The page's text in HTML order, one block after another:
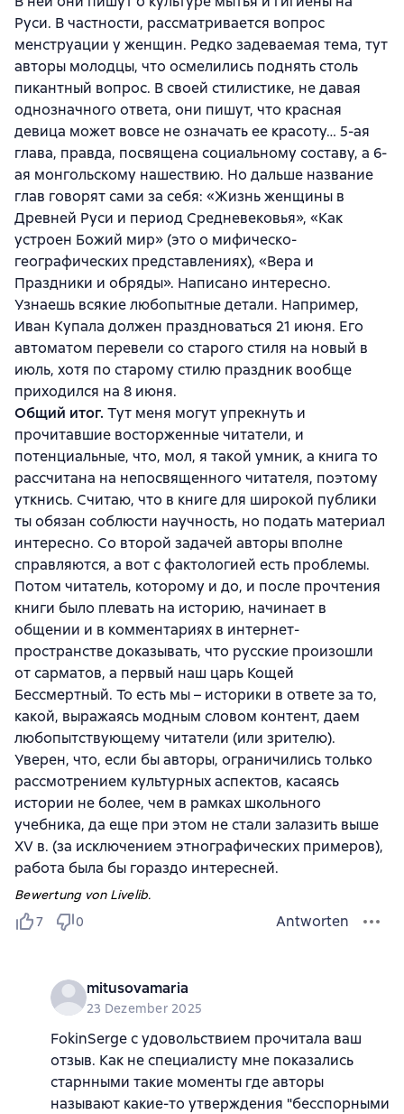
Руси. В частности, рассматривается вопрос
менструации у женщин. Редко задеваемая тема, тут
авторы молодцы, что осмелились поднять столь
пикантный вопрос. В своей стилистике, не давая
однозначного ответа, они пишут, что красная
девица может вовсе не означать ее красоту… 5-ая
глава, правда, посвящена социальному составу, а 6-
ая монгольскому нашествию. Но дальше название
глав говорят сами за себя: «Жизнь женщины в
Древней Руси и период Средневековья», «Как
устроен Божий мир» (это о мифическо-
географических представлениях), «Вера и
Праздники и обряды». Написано интересно.
Узнаешь всякие любопытные детали. Например,
Иван Купала должен праздноваться 21 июня. Его
автоматом перевели со старого стиля на новый в
июль, хотя по старому стилю праздник вообще
приходился на 8 июня.
Общий итог. Тут меня могут упрекнуть и
прочитавшие восторженные читатели, и
потенциальные, что, мол, я такой умник, а книга то
рассчитана на непосвященного читателя, поэтому
уткнись. Считаю, что в книге для широкой публики
ты обязан соблюсти научность, но подать материал
интересно. Со второй задачей авторы вполне
справляются, а вот с фактологией есть проблемы.
Потом читатель, которому и до, и после прочтения
книги было плевать на историю, начинает в
общении и в комментариях в интернет-
пространстве доказывать, что русские произошли
от сарматов, а первый наш царь Кощей
Бессмертный. То есть мы – историки в ответе за то,
какой, выражаясь модным словом контент, даем
любопытствующему читатели (или зрителю).
Уверен, что, если бы авторы, ограничились только
рассмотрением культурных аспектов, касаясь
истории не более, чем в рамках школьного
учебника, да еще при этом не стали залазить выше
XV в. (за исключением этнографических примеров),
работа была бы гораздо интересней.
Bewertung von Livelib.
7
0 Antworten
mitusovamaria
23 Dezember 2025
FokinSerge с удовольствием прочитала ваш
отзыв. Как не специалисту мне показались
старнными такие моменты где авторы
называют какие-то утверждения "бесспорными